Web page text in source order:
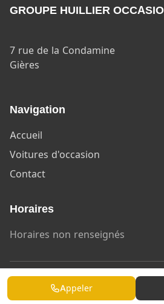
Appeler
GROUPE HUILLIER
7 rue de la Condamine
Gières
Navigation
Accueil
Voitures d'occasion
Contact
Horaires
Horaires non renseignés
© 2026 GROUPE HUILLIER